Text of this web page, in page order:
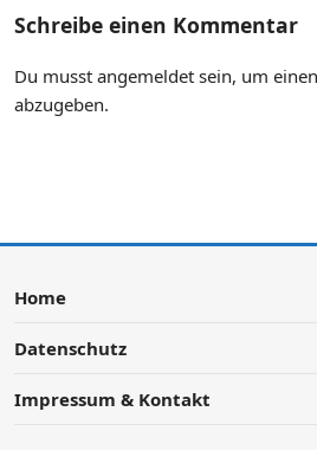
Schreibe einen Kommentar
Du musst angemeldet sein, um
abzugeben.
Home
Datenschutz
Impressum & Kontakt